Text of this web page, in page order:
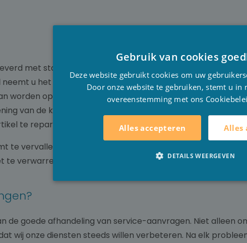
met standaard 2 jaar fabrieksgarantie, indien anders
u het best contact op met Stesha Wellness zodat de
worden opgelost. Als de goederen voor reparatie naar
van de klant. De reparatie alsook de daarbij horende
te repareren, zal dit door een gelijkwaardig artikel worden
te vervallen indien er
schade werd
verwarren met slijtage.
de goede afhandeling van service-aanvragen. Niet alleen
wij onze diensten steeds willen verbeteren. Na elk
Gebruik van cookies
Deze website gebruikt cookies om uw
Door onze website te gebruiken, stemt u in
overeenstemming met ons
Alles accepteren Alles
DETAILS WEERGEVEN